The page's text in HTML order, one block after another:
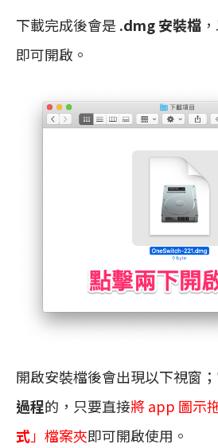
下載完成後會是 .dmg 安裝檔
即可開啟。
開啟安裝檔後會出現以下視窗
過程的，只要直接將 app 圖示
式」檔案夾即可開啟使用。